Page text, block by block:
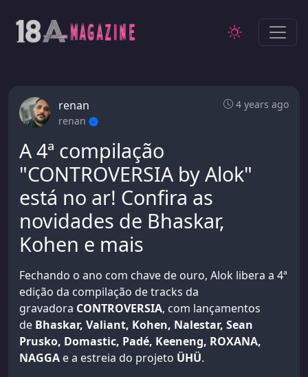
renan
4 years ago
renan
A 4ª compilação
"CONTROVERSIA by Alok"
está no ar! Confira as
novidades de Bhaskar,
Kohen e mais
Fechando o ano com chave de ouro, Alok libera a 4ª
edição da compilação de tracks da
gravadora CONTROVERSIA, com lançamentos
de Bhaskar, Valiant, Kohen, Nalestar, Sean
Prusko, Domastic, Padé, Keeneng, ROXANA,
NAGGA e a estreia do projeto ÜHÜ.